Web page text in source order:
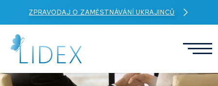
ZPRAVODAJ O ZAMĚSTNÁVÁNÍ UKRAJINCŮ